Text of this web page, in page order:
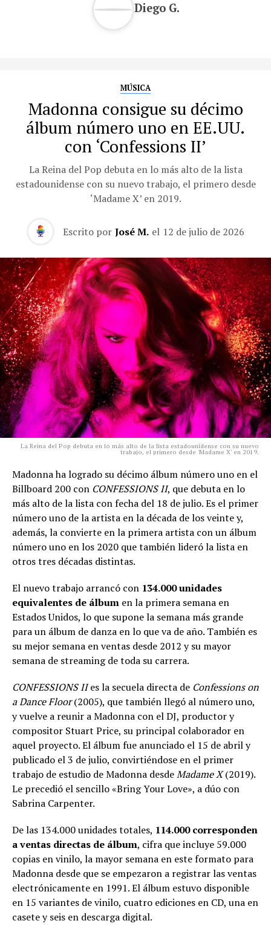
Diego G.
MÚSICA
Madonna consigue su décimo
álbum número uno en EE.UU.
con ‘Confessions II’
La Reina del Pop debuta en lo más alto de la lista
estadounidense con su nuevo trabajo, el primero desde
‘Madame X’ en 2019.
Escrito por José M. el 12 de julio de 2026
La Reina del Pop debuta en lo más alto de la lista estadounidense con su nuevo
trabajo, el primero desde 'Madame X' en 2019.
Madonna ha logrado su décimo álbum número uno en el
Billboard 200 con CONFESSIONS II, que debuta en lo
más alto de la lista con fecha del 18 de julio. Es el primer
número uno de la artista en la década de los veinte y,
además, la convierte en la primera artista con un álbum
número uno en los 2020 que también lideró la lista en
otros tres décadas distintas.
El nuevo trabajo arrancó con 134.000 unidades
equivalentes de álbum en la primera semana en
Estados Unidos, lo que supone la semana más grande
para un álbum de danza en lo que va de año. También es
su mejor semana en ventas desde 2012 y su mayor
semana de streaming de toda su carrera.
CONFESSIONS IIes la secuela directa de Confessions on
a Dance Floor(2005), que también llegó al número uno,
y vuelve a reunir a Madonna con el DJ, productor y
compositor Stuart Price, su principal colaborador en
aquel proyecto. El álbum fue anunciado el 15 de abril y
publicado el 3 de julio, convirtiéndose en el primer
trabajo de estudio de Madonna desdeMadame X(2019).
Le precedió el sencillo «Bring Your Love», a dúo con
Sabrina Carpenter.
De las 134.000 unidades totales, 114.000 corresponden
a ventas directas de álbum, cifra que incluye 59.000
copias en vinilo, la mayor semana en este formato para
Madonna desde que se empezaron a registrar las ventas
electrónicamente en 1991. El álbum estuvo disponible
en 15 variantes de vinilo, cuatro ediciones en CD, una en
casete y seis en descarga digital.